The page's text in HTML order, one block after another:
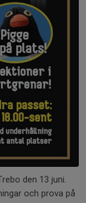
den 13 juni.
och prova på